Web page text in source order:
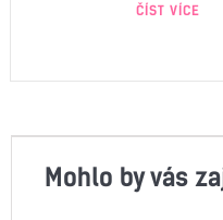
ČÍST VÍCE
Mohlo by vás